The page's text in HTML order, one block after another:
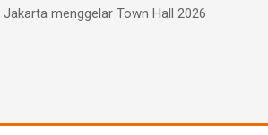
menggelar Town Hall 2026